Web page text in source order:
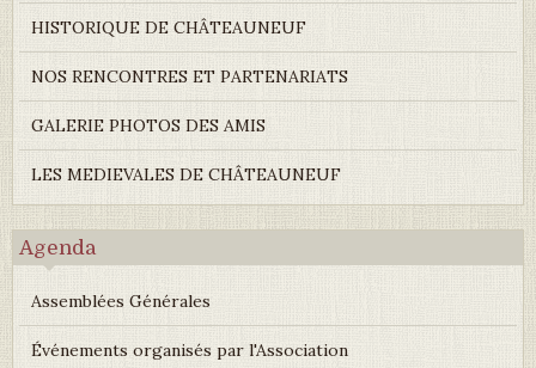
HISTORIQUE DE CHÂTEAUNEUF
NOS RENCONTRES ET PARTENARIATS
GALERIE PHOTOS DES AMIS
LES MEDIEVALES DE CHÂTEAUNEUF
Agenda
Assemblées Générales
Événements organisés par l'Association